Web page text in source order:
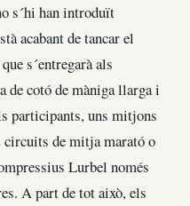
s´hi han introduït
acabant de tancar el
s´entregarà als
de cotó de màniga llarga i
participants, uns mitjons
de mitja marató o
Lurbel només
A part de tot això, els